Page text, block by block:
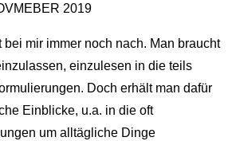
2019
mir immer noch nach. Man braucht
einzulesen in die teils
Doch erhält man dafür
Einblicke, u.a. in die oft
um alltägliche Dinge